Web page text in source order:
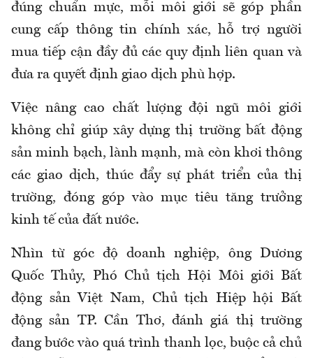
đúng chuẩn mực, mỗi môi giới sẽ góp phần
cung cấp thông tin chính xác, hỗ trợ người
mua tiếp cận đầy đủ các quy định liên quan và
đưa ra quyết định giao dịch phù hợp.
Việc nâng cao chất lượng đội ngũ môi giới
không chỉ giúp xây dựng thị trường bất động
sản minh bạch, lành mạnh, mà còn khơi thông
các giao dịch, thúc đẩy sự phát triển của thị
trường, đóng góp vào mục tiêu tăng trưởng
kinh tế của đất nước.
Nhìn từ góc độ doanh nghiệp, ông Dương
Quốc Thủy, Phó Chủ tịch Hội Môi giới Bất
động sản Việt Nam, Chủ tịch Hiệp hội Bất
động sản TP. Cần Thơ, đánh giá thị trường
đang bước vào quá trình thanh lọc, buộc cả chủ